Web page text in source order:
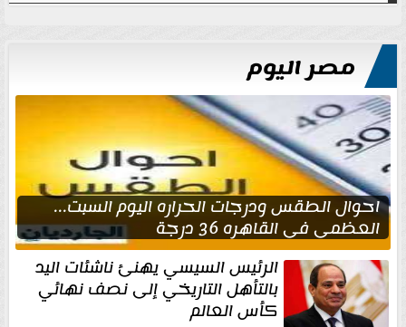
مصر اليوم
احوال الطقس ودرجات الحراره اليوم السبت...
العظمى في القاهره 36 درجة
الرئيس السيسي يهنئ ناشئات اليد
بالتأهل التاريخي إلى نصف نهائي
كأس العالم